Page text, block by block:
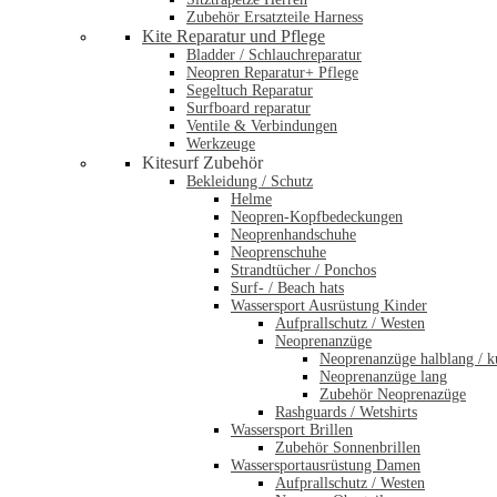
Zubehör Ersatzteile Harness
Kite Reparatur und Pflege
Bladder / Schlauchreparatur
Neopren Reparatur+ Pflege
Segeltuch Reparatur
Surfboard reparatur
Ventile & Verbindungen
Werkzeuge
Kitesurf Zubehör
Bekleidung / Schutz
Helme
Neopren-Kopfbedeckungen
Neoprenhandschuhe
Neoprenschuhe
Strandtücher / Ponchos
Surf- / Beach hats
Wassersport Ausrüstung Kinder
Aufprallschutz / Westen
Neoprenanzüge
Neoprenanzüge halblang /
Neoprenanzüge lang
Zubehör Neoprenazüge
Rashguards / Wetshirts
Wassersport Brillen
Zubehör Sonnenbrillen
Wassersportausrüstung Damen
Aufprallschutz / Westen